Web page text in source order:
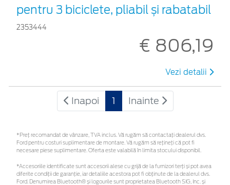
pentru 3 biciclete, pliabil și rabatabil
2353444
€ 806,19
Vezi detalii
Inapoi 1 Inainte
*Preţ recomandat de vânzare, TVA inclus. Vă rugăm să contactaţi dealerul dvs.
Ford pentru costuri suplimentare de montare. Vă rugăm să rețineți că pot fi
necesare piese suplimentare. Oferta este valabilă în limita stocului disponibil.
*Accesoriile identificate sunt accesorii alese cu grijă de la furnizori terți și pot avea
diferite condiții de garanție, iar detaliile acestora pot fi obținute de la dealerul dvs.
Ford. Denumirea Bluetooth® și logourile sunt proprietatea Bluetooth SIG, Inc. și